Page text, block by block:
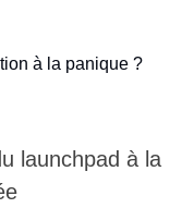
à la panique ?
launchpad à la